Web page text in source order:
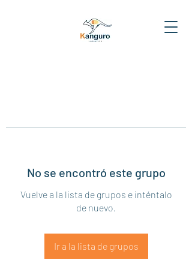
No se encontró este grupo
Vuelve a la lista de grupos e inténtalo
de nuevo.
Ir a la lista de grupos